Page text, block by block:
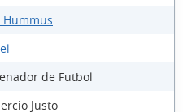
de Futbol
Justo